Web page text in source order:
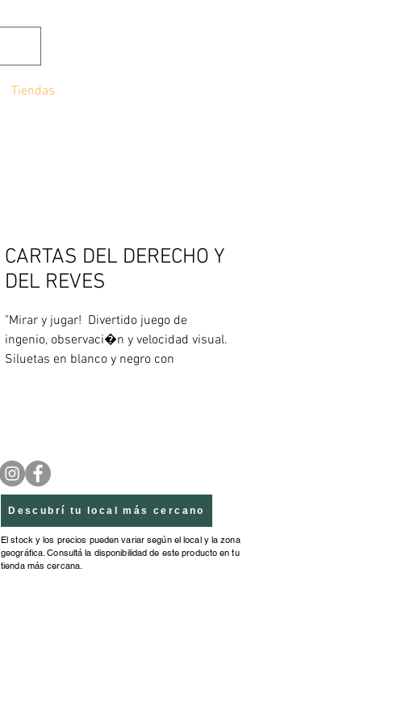
Tiendas
CARTAS DEL DERECHO Y
DEL REVES
"Mirar y jugar!  Divertido juego de
ingenio, observaci�n y velocidad visual.
Siluetas en blanco y negro con
Descubrí tu local más cercano
El stock y los precios pueden variar según el local y la zona
geográfica. Consultá la disponibilidad de este producto en tu
tienda más cercana.